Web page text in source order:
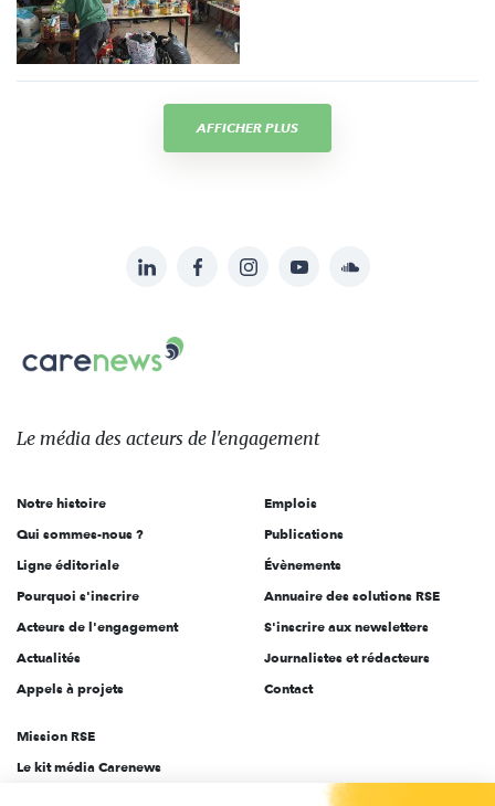
AFFICHER PLUS
sur:
LinkedInFacebookInstagramYouTubeSoundcloud
Carenews,
Le
des
l'engagement
Le média des acteurs de l'engagement
Notre histoire
Qui sommes-nous ?
Ligne éditoriale
Pourquoi s'inscrire
Acteurs de l'engagement
Actualités
Appels à projets
Emplois
Publications
Évènements
Annuaire des solutions RSE
S'inscrire aux newsletters
Journalistes et rédacteurs
Contact
Mission RSE
Le kit média Carenews